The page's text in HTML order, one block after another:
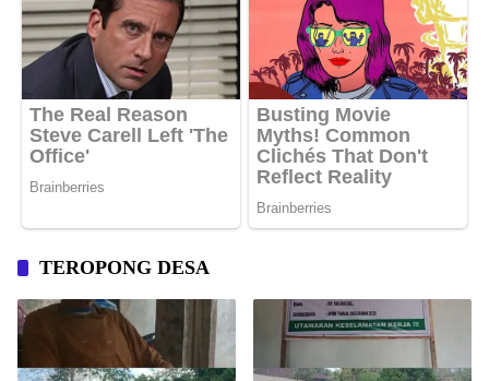
TEROPONG DESA